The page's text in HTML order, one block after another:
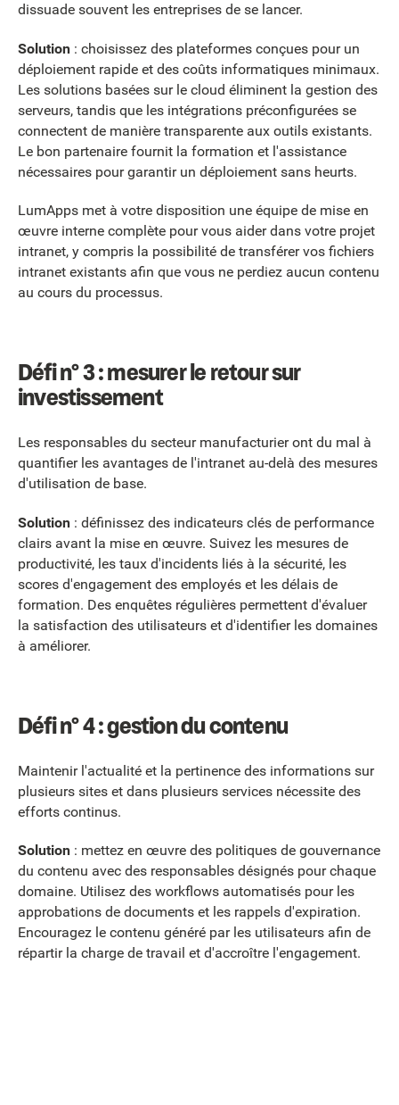
dissuade souvent les entreprises de se lancer.
Solution : choisissez des plateformes conçues pour un
déploiement rapide et des coûts informatiques minimaux.
Les solutions basées sur le cloud éliminent la gestion des
serveurs, tandis que les intégrations préconfigurées se
connectent de manière transparente aux outils existants.
Le bon partenaire fournit la formation et l'assistance
nécessaires pour garantir un déploiement sans heurts.
LumApps met à votre disposition une équipe de mise en
œuvre interne complète pour vous aider dans votre projet
intranet, y compris la possibilité de transférer vos fichiers
intranet existants afin que vous ne perdiez aucun contenu
au cours du processus.
Défi n° 3 : mesurer le retour sur
investissement
Les responsables du secteur manufacturier ont du mal à
quantifier les avantages de l'intranet au-delà des mesures
d'utilisation de base.
Solution : définissez des indicateurs clés de performance
clairs avant la mise en œuvre. Suivez les mesures de
productivité, les taux d'incidents liés à la sécurité, les
scores d'engagement des employés et les délais de
formation. Des enquêtes régulières permettent d'évaluer
la satisfaction des utilisateurs et d'identifier les domaines
à améliorer.
Défi n° 4 : gestion du contenu
Maintenir l'actualité et la pertinence des informations sur
plusieurs sites et dans plusieurs services nécessite des
efforts continus.
Solution : mettez en œuvre des politiques de gouvernance
du contenu avec des responsables désignés pour chaque
domaine. Utilisez des workflows automatisés pour les
approbations de documents et les rappels d'expiration.
Encouragez le contenu généré par les utilisateurs afin de
répartir la charge de travail et d'accroître l'engagement.